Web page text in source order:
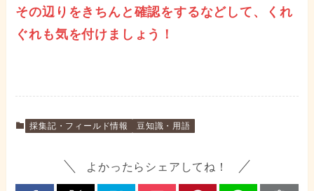
その辺りをきちんと確認をするなどして、くれ
ぐれも気を付けましょう！
採集記・フィールド情報 豆知識・用語
よかったらシェアしてね！